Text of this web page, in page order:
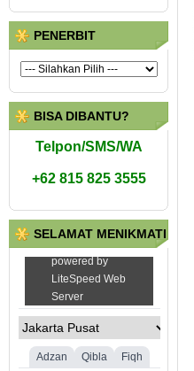
PENERBIT
BISA DIBANTU?
Telpon/SMS/WA
+62 815 825 3555
SELAMAT MENIKMATI